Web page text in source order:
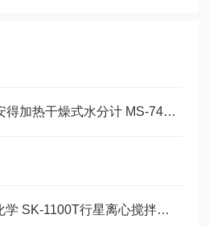
玉崎科学现货AND艾安得加热干燥式水分计 MS-74AT 仪器文献
KAKUHUNTER写真化学 SK-1100T行星离心搅拌机 常压量产机型玉崎科学仪器原装